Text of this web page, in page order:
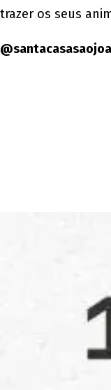
trazer os seus